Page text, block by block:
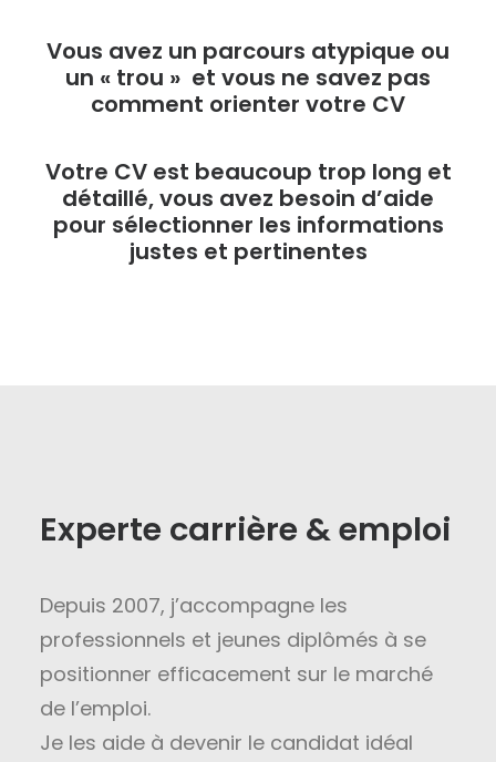
Vous avez un parcours atypique ou
un « trou » et vous ne savez pas
comment orienter votre CV
Votre CV est beaucoup trop long et
détaillé, vous avez besoin d’aide
pour sélectionner les informations
justes et pertinentes
Experte carrière & emploi
Depuis 2007, j’accompagne les
professionnels et jeunes diplômés à se
positionner efficacement sur le marché
de l’emploi.
Je les aide à devenir le candidat idéal